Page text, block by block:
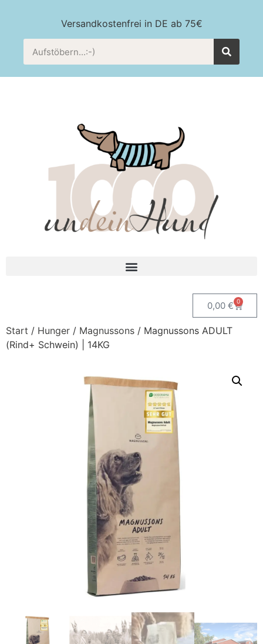
Versandkostenfrei in DE ab 75€
0,00 € 0
Start / Hunger / Magnussons / Magnussons ADULT
(Rind+ Schwein) | 14KG